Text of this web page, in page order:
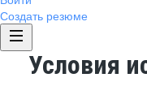
Создать резюме
Условия